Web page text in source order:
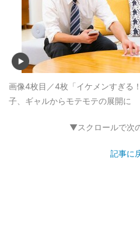
画像4枚目／4枚 「イケメンすぎる
子、ギャルからモテモテの展開に
▼スクロールで次
記事に